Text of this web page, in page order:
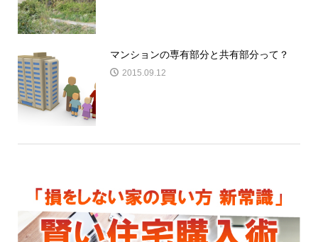
マンションの専有部分と共有部分って？
2015.09.12